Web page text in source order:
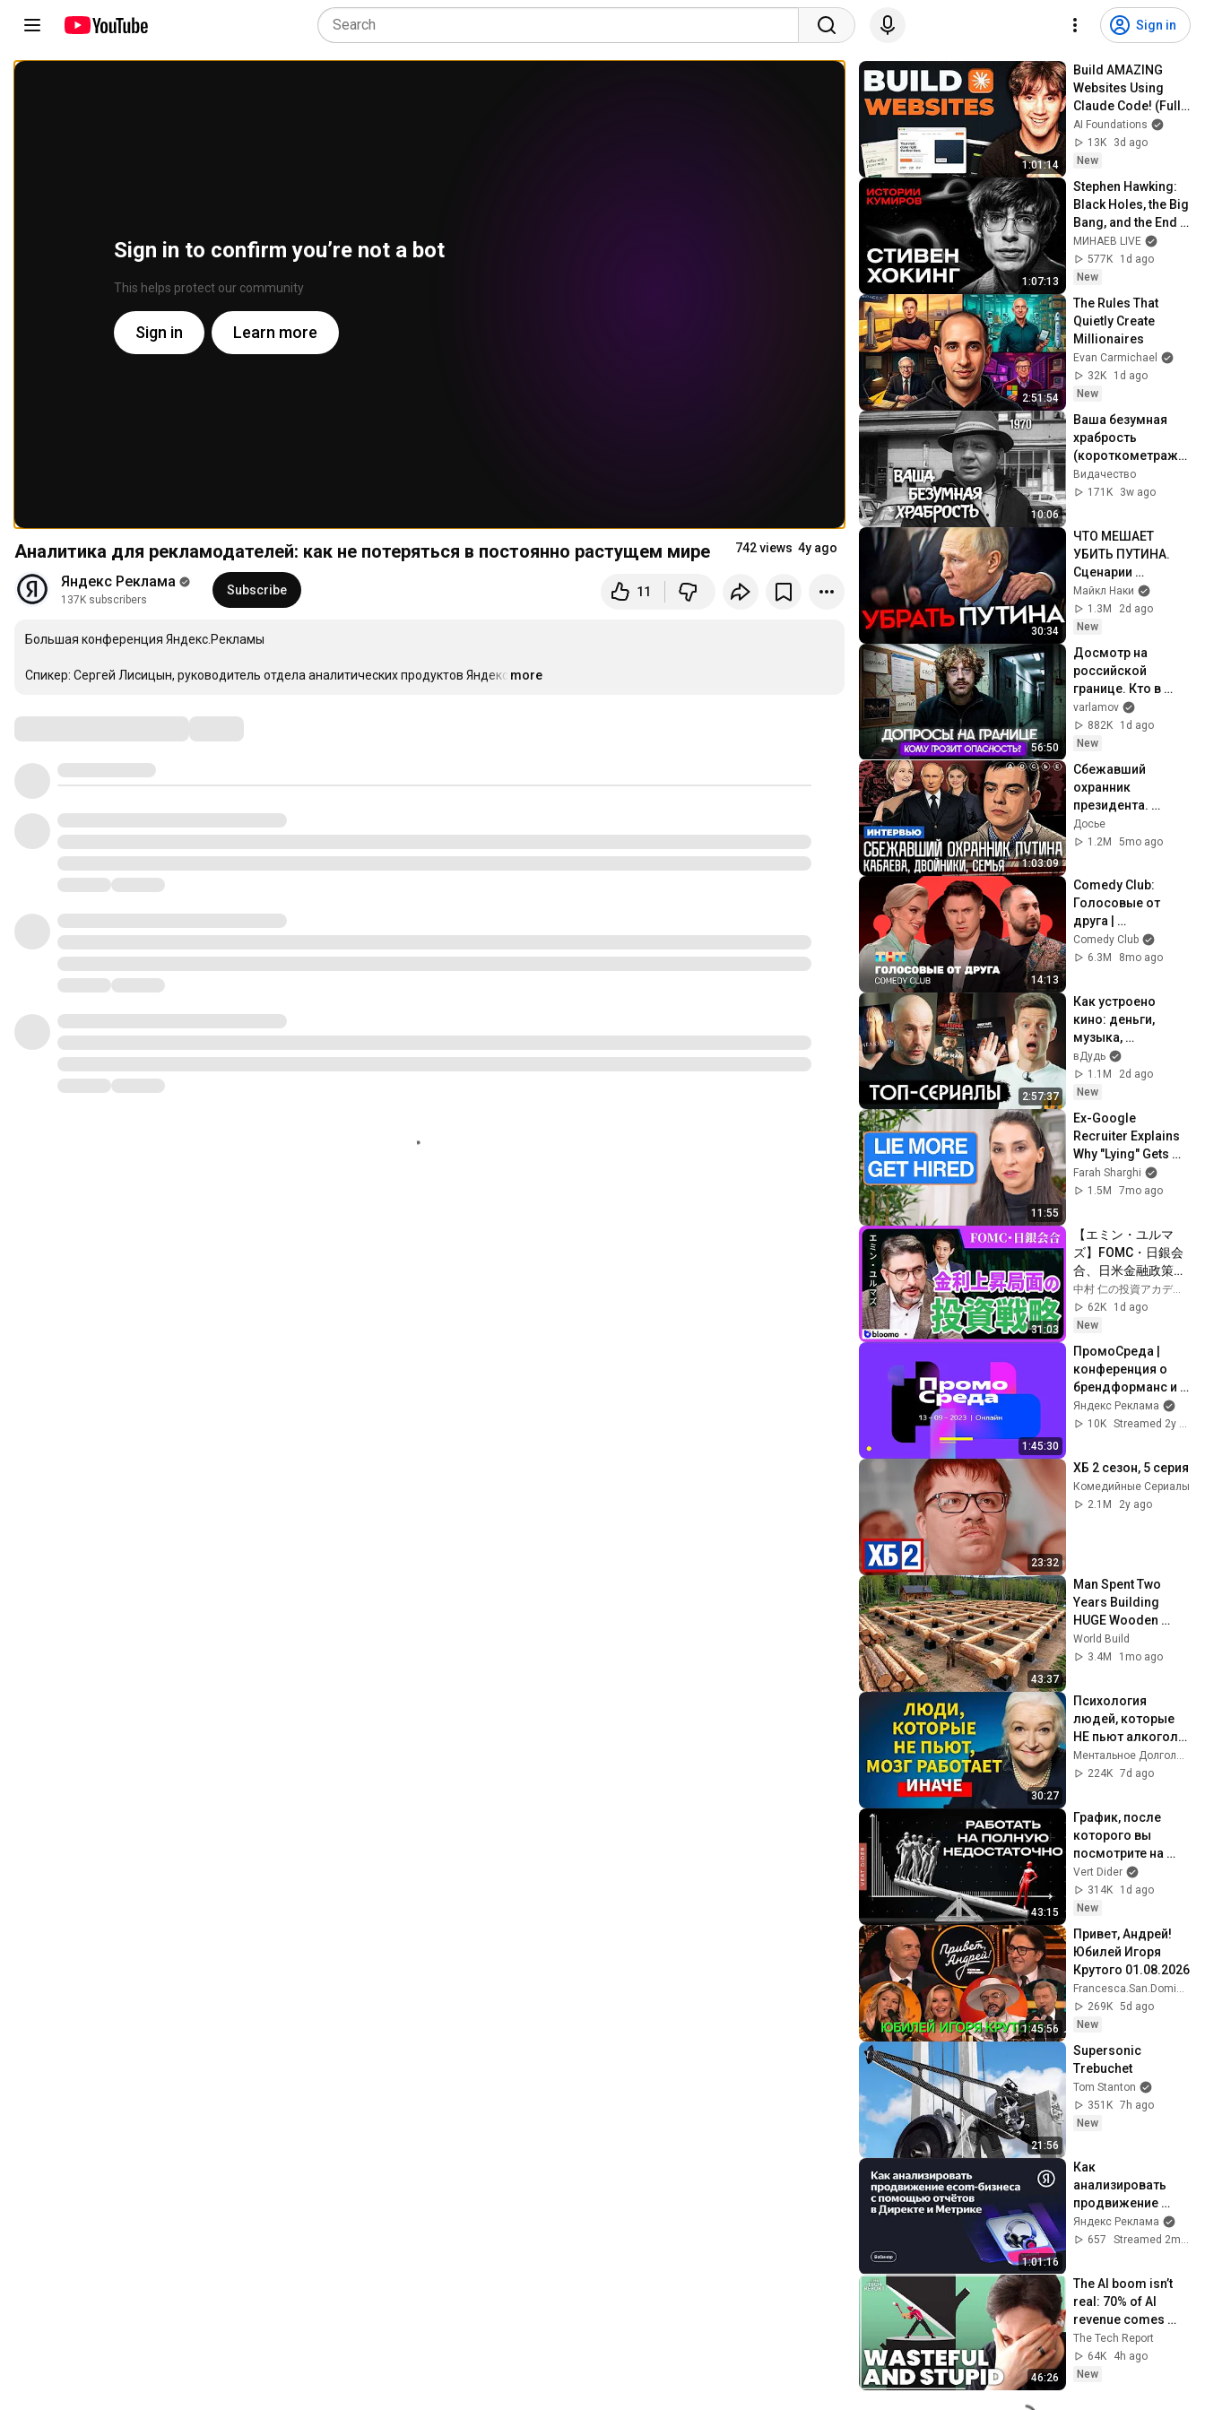
Sign in
Sign in to confirm you’re not a bot
This helps protect our community
Sign in Learn more
Аналитика для рекламодателей: как не потеряться в постоянно растущем мире данных
742 views 4y ago
Яндекс Реклама
137K subscribers
Subscribe 11
Большая конференция Яндекс.Рекламы
Спикер: Сергей Лисицын, руководитель отдела аналитических продуктов Яндекса …
more
1:01:14
Build AMAZING
Websites Using
Claude Code! (Full
Guide)
AI Foundations
13K
3d ago
New
1:07:13
Stephen Hawking:
Black Holes, the Big
Bang, and the End
of the Universe /
Idol Stories /
MINAEV
МИНАЕВ LIVE
577K
1d ago
New
2:51:54
The Rules That
Quietly Create
Millionaires
Evan Carmichael
32K
1d ago
New
10:06
Ваша безумная
храбрость
(короткометражн
ый фильм, 1970)
Видачество
171K
3w ago
30:34
ЧТО МЕШАЕТ
УБИТЬ ПУТИНА.
Сценарии
ликвидации
диктатора
Майкл Наки
1.3M
2d ago
New
56:50
Досмотр на
российской
границе. Кто в
зоне риска? |
Допросы
уехавших,
вопросы про ВСУ
varlamov
882K
1d ago
New
1:03:09
Сбежавший
охранник
президента.
Кабаева. Семья.
Дворцы.
Интервью
Досье
1.2M
5mo ago
14:13
Comedy Club:
Голосовые от
друга |
Батрутдинов,
Карибидис, Шкуро
ia
Comedy Club
6.3M
8mo ago
2:57:37
Как устроено
кино: деньги,
музыка,
лицемерие,
Голливуд / вДудь
вДудь
1.1M
2d ago
New
11:55
Ex-Google
Recruiter Explains
Why "Lying" Gets
You Hired
Farah Sharghi
1.5M
7mo ago
31:03
【エミン・ユルマ
ズ】FOMC・日銀会
合、日米金融政策の
行方は?ドル円170円
の条件と金利上昇局
面の投資戦略
中村 仁の投資アカデミー / ブルーモ証券
62K
1d ago
New
1:45:30
ПромоCреда |
конференция о
брендформанс и
контент-
маркетинге в
Яндекс Реклама
10K
Streamed 2y ago
23:32
ХБ 2 сезон, 5 серия
Комедийные Сериалы
2.1M
2y ago
43:37
Man Spent Two
Years Building
HUGE Wooden
House for his
Family | Start to
World Build
3.4M
1mo ago
30:27
Психология
людей, которые
НЕ пьют алкоголь
(согласно
нейронауке) |
Ментальное Долголетие and 2 more
224K 7d ago
43:15
График, после
которого вы
посмотрите на
мир иначе
[Veritasium]
Vert Dider
314K
1d ago
New
1:45:56
Привет, Андрей!
Юбилей Игоря
Крутого 01.08.2026
269K 5d ago
New
21:56
Supersonic
Trebuchet
Tom Stanton
351K 7h ago
New
1:01:16
Как
анализировать
продвижение
ecom-бизнеса с
помощью отчётов
Яндекс Реклама
657
46:26
The AI boom isn’t
real: 70% of AI
revenue comes
from OpenAI and
Anthropic | Ed
Zitron
The Tech Report
64K
4h ago
New